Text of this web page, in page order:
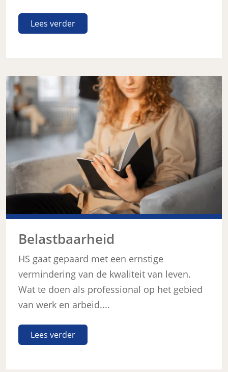
Lees verder
Belastbaarheid
HS gaat gepaard met een ernstige
vermindering van de kwaliteit van leven.
Wat te doen als professional op het gebied
van werk en arbeid....
Lees verder